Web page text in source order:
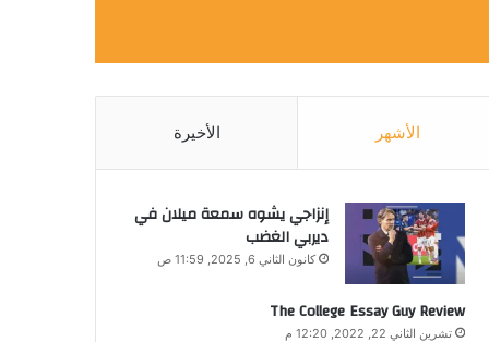
الأشهر الأخيرة
إنزاجي يشوه سمعة ميلان في
ديربي الغضب
كانون الثاني 6, 2025, 11:59 ص
The College Essay Guy Review
تشرين الثاني 22, 2022, 12:20 م